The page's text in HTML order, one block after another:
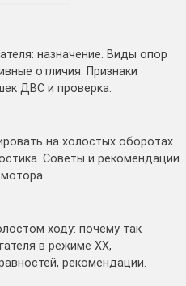
назначение. Виды опор
отличия. Признаки
ДВС и проверка.
на холостых оборотах.
Советы и рекомендации
ходу: почему так
в режиме ХХ,
рекомендации.